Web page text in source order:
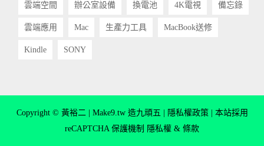
雲端空間 辦公室設備 換電池 4K電視 備忘錄
雲端應用 Mac 生產力工具 MacBook送修
Kindle SONY
Copyright © 黃裕二 | Make9.tw 造九頑五 | 隱私權政策 | 本站採用
reCAPTCHA 保護機制 隱私權 & 條款